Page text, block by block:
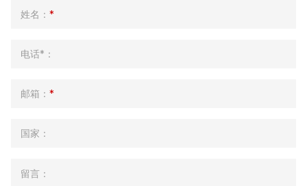
姓名： *
电话*：
邮箱： *
国家：
留言：